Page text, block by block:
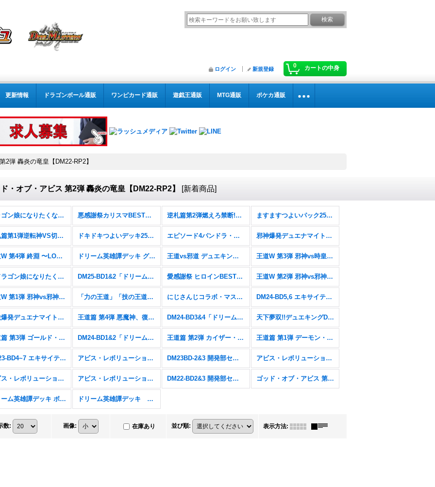
0 カートの中身
ログイン 新規登録
更新情報 ドラゴンボール通販 ワンピカード通販 遊戯王通販 MTG通販 ポケカ通販
2弾 轟炎の竜皇【DM22-RP2】
・オブ・アビス 第2弾 轟炎の竜皇【DM22-RP2】 [新着商品]
ドラゴン娘になりたくないっ！ 文化祭だョ！全員集合!!ドラ娘100％パック【DM26-EX3】 悪感謝祭カリスマBEST【DM26-EX2】 逆札篇第2弾燃えろ禁断!逆転のドギラゴン革命!!【DM26-RP2】 ますますつよいパック25の援軍【DM26-EX1】
逆札篇第1弾逆転神VS切札竜【DM26-RP1】 ドキドキつよいデッキ25の王道【DM26-SD1】 エピソード4パンドラ・ウォーズ【DM25-EX4】 邪神爆発デュエナマイトパック「王道W」【DM25-EX3】
王道W 第4弾 終淵 〜LOVE＆ABYSS〜【DM25-RP4】 ドリーム英雄譚デッキ グレンモルトの書【DM25-BD3】 王道vs邪道 デュエキングWDreaM 2025【DM25-EX2】 王道W 第3弾 邪神vs時皇 〜ビヨンド・ザ・タイム〜【DM25-RP3】
「ドラゴン娘になりたくないっ!」はじけろスポーツ！青春☆ワールドカップ!!【DM25-SP2】 DM25-BD1&2「ドリーム英雄譚デッキ ボルシャックの書&アルカディアスの書」 愛感謝祭 ヒロインBEST【DM25-EX1】 王道W 第2弾 邪神vs邪神II 〜ジャシン・イン・ザ・シェル〜【DM25-RP2】
王道W 第1弾 邪神vs邪神 〜ソウル・オブ・ジ・アビス〜【DM25-RP1】 「力の王道」「技の王道」「Jack-Pot-Live!! in 桜龍高校」【DM25-SD1&2&SP1】 にじさんじコラボ・マスターズ「異次元の超獣使い」【DM24-EX4】 DM24-BD5,6 エキサイティング・デュエパ・デッキ「アセビと異世界フェアリーたち」&「ツラトゥストラは水晶と語らう」
刺激爆発デュエナマイトパック【DM24-EX3】 王道篇 第4弾 悪魔神、復活【DM24-RP4】 DM24-BD3&4「ドリーム英雄譚デッキ モモキングの書&ナイトメア黙示録デッキ バロムの章」 天下夢双!!デュエキングDreaM 2024【DM24-EX2】
王道篇 第3弾 ゴールド・オブ・ハイパーエンジェル【DM24-RP3】 DM24-BD1&2「ドリーム英雄譚デッキ ドギラゴンの書&ジョニーの書」 王道篇 第2弾 カイザー・オブ・ハイパードラゴン【DM24-RP2】 王道篇 第1弾 デーモン・オブ・ハイパームーン【DM24-RP1】
DM23-BD4~7 エキサイティング・デュエパ・デッキ アビス・レボリューション 第4弾 竜皇神爆輝【DM23-RP4】 DM23BD-2&3 開発部セレクションデッキ「火闇邪王門」& 「水闇自然ハンデス」 アビス・レボリューション 第3弾 魔覇革命【DM23-RP3】
アビス・レボリューション 第2弾 忍邪乱武【DM23-RP2】 アビス・レボリューション 第1弾 双竜戦記【DM23-RP1】 DM22-BD2&3 開発部セレクションデッキ「光水火鬼羅.Star」& 「7軸ガチロボ」 ゴッド・オブ・アビス 第2弾 轟炎の竜皇【DM22-RP2】
ドリーム英雄譚デッキ ボルシャックの書【DM25-BD1】 ドリーム英雄譚デッキ アルカディアスの書【DM25-BD2】
数: 画像: 在庫あり 並び順: 表示方法: